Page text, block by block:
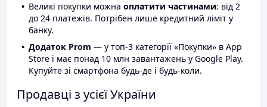
Великі покупки можна оплатити частинами: від 2
до 24 платежів. Потрібен лише кредитний ліміт у
банку.
Додаток Prom — у топ-3 категорії «Покупки» в App
Store і має понад 10 млн завантажень у Google Play.
Купуйте зі смартфона будь-де і будь-коли.
Продавці з усієї України